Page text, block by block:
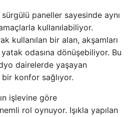
paneller sayesinde aynı
kullanılabiliyor.
kullanılan bir alan, akşamları
odasına dönüşebiliyor. Bu
dairelerde yaşayan
bir konfor sağlıyor.
işlevine göre
rol oynuyor. Işıkla yapılan